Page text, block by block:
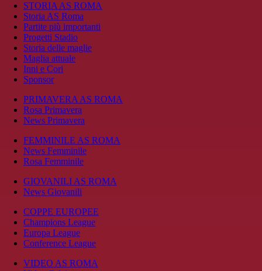
STORIA AS ROMA
Storia AS Roma
Partite più importanti
Progetti Stadio
Storia delle maglie
Maglia attuale
Inni e Cori
Sponsor
PRIMAVERA AS ROMA
Rosa Primavera
News Primavera
FEMMINILE AS ROMA
News Femminile
Rosa Femminile
GIOVANILI AS ROMA
News Giovanili
COPPE EUROPEE
Champions League
Europa League
Conference League
VIDEO AS ROMA